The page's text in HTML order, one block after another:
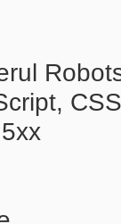
CSS